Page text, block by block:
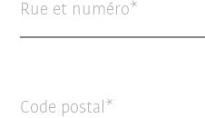
Rue et numéro
Code postal